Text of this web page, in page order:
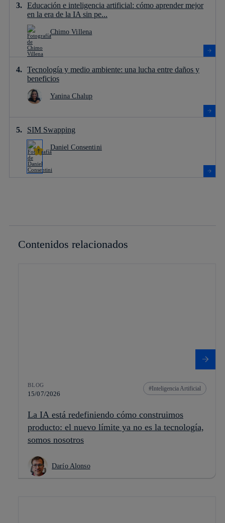
Educación e inteligencia artificial: cómo aprender mejor
en la era de la IA sin pe...
Chimo Villena
Tecnología y medio ambiente: una lucha entre daños y
beneficios
Yanina Chalup
SIM Swapping
Daniel Consentini
Contenidos relacionados
BLOG
15/07/2026
Inteligencia Artificial
La IA está redefiniendo cómo construimos
producto: el nuevo límite ya no es la tecnología,
somos nosotros
Darío Alonso